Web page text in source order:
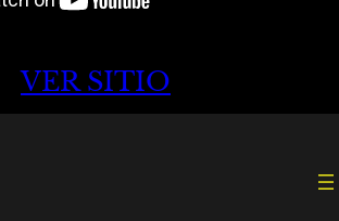
VER SITIO